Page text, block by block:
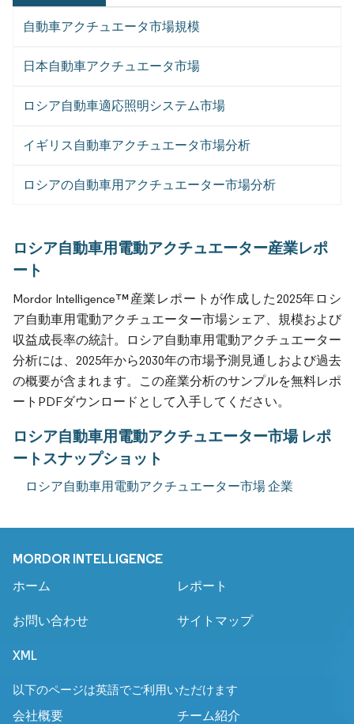
自動車アクチュエータ市場規模
日本自動車アクチュエータ市場
ロシア自動車適応照明システム市場
イギリス自動車アクチュエータ市場分析
ロシアの自動車用アクチュエーター市場分析
ロシア自動車用電動アクチュエーター産業レポ
ート
Mordor Intelligence™産業レポートが作成した2025年ロシ
ア自動車用電動アクチュエーター市場シェア、規模および
収益成長率の統計。ロシア自動車用電動アクチュエーター
分析には、2025年から2030年の市場予測見通しおよび過去
の概要が含まれます。この産業分析のサンプルを無料レポ
ートPDFダウンロードとして入手してください。
ロシア自動車用電動アクチュエーター市場 レポ
ートスナップショット
ロシア自動車用電動アクチュエーター市場 企業
MORDOR INTELLIGENCE
ホーム レポート
お問い合わせ サイトマップ
XML
以下のページは英語でご利用いただけます
会社概要
チーム紹介